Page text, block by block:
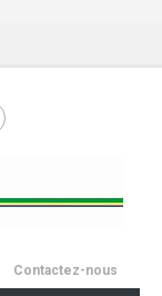
Contactez-nous